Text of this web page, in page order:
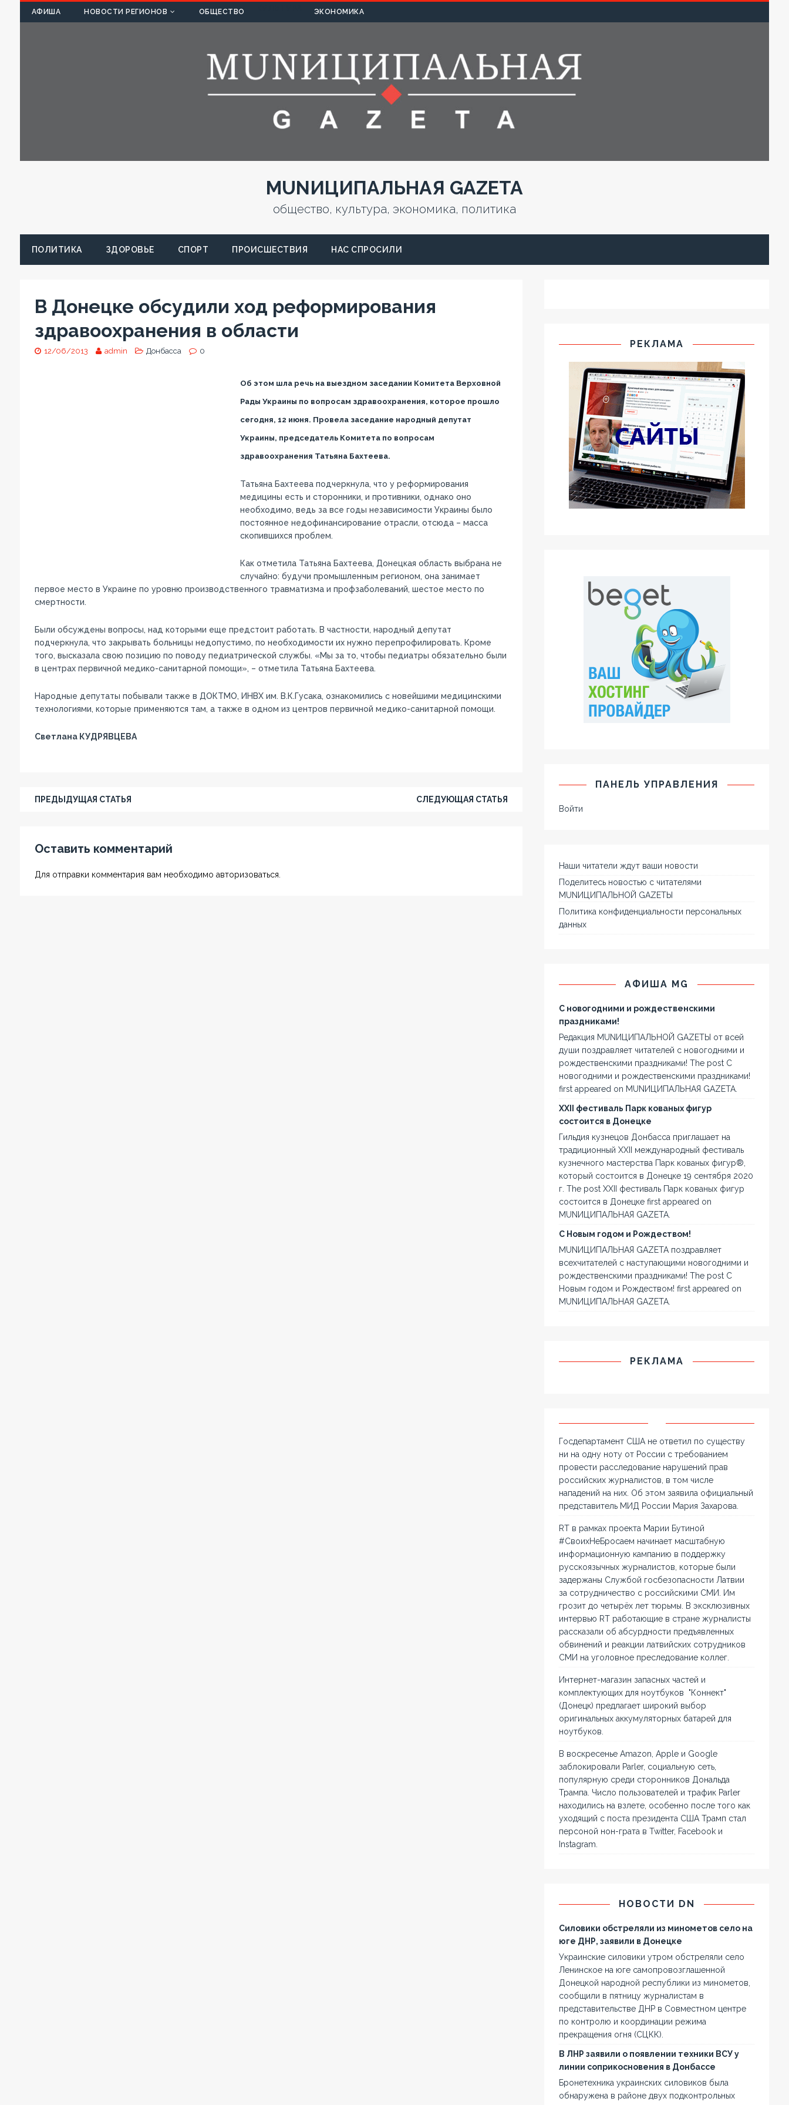
АФИША НОВОСТИ РЕГИОНОВ ОБЩЕСТВО ЭКОНОМИКА
MUNИЦИПАЛЬНАЯ GAZЕТА
общество, культура, экономика, политика
ПОЛИТИКА ЗДОРОВЬЕ СПОРТ ПРОИСШЕСТВИЯ НАС СПРОСИЛИ
В Донецке обсудили ход реформирования
здравоохранения в области
12/06/2013 admin Донбасса 0
Об этом шла речь на выездном заседании Комитета Верховной
Рады Украины по вопросам здравоохранения, которое прошло
сегодня, 12 июня. Провела заседание народный депутат
Украины, председатель Комитета по вопросам
здравоохранения Татьяна Бахтеева.
Татьяна Бахтеева подчеркнула, что у реформирования
медицины есть и сторонники, и противники, однако оно
необходимо, ведь за все годы независимости Украины было
постоянное недофинансирование отрасли, отсюда – масса
скопившихся проблем.
Как отметила Татьяна Бахтеева, Донецкая область выбрана не
случайно: будучи промышленным регионом, она занимает
первое место в Украине по уровню производственного травматизма и профзаболеваний, шестое место по
смертности.
Были обсуждены вопросы, над которыми еще предстоит работать. В частности, народный депутат
подчеркнула, что закрывать больницы недопустимо, по необходимости их нужно перепрофилировать. Кроме
того, высказала свою позицию по поводу педиатрической службы. «Мы за то, чтобы педиатры обязательно были
в центрах первичной медико-санитарной помощи», – отметила Татьяна Бахтеева.
Народные депутаты побывали также в ДОКТМО, ИНВХ им. В.К.Гусака, ознакомились с новейшими медицинскими
технологиями, которые применяются там, а также в одном из центров первичной медико-санитарной помощи.
Светлана КУДРЯВЦЕВА
ПРЕДЫДУЩАЯ СТАТЬЯ СЛЕДУЮЩАЯ СТАТЬЯ
Оставить комментарий
Для отправки комментария вам необходимо авторизоваться.
РЕКЛАМА
ПАНЕЛЬ УПРАВЛЕНИЯ
Войти
Наши читатели ждут ваши новости
Поделитесь новостью с читателями
MUNИЦИПАЛЬНОЙ GAZЕТЫ
Политика конфиденциальности персональных
данных
АФИША MG
С новогодними и рождественскими
праздниками!
Редакция MUNИЦИПАЛЬНОЙ GAZЕТЫ от всей
души поздравляет читателей с новогодними и
рождественскими праздниками! The post С
новогодними и рождественскими праздниками!
first appeared on MUNИЦИПАЛЬНАЯ GAZЕТА.
XXII фестиваль Парк кованых фигур
состоится в Донецке
Гильдия кузнецов Донбасса приглашает на
традиционный XXII международный фестиваль
кузнечного мастерства Парк кованых фигур®,
который состоится в Донецке 19 сентября 2020
г. The post XXII фестиваль Парк кованых фигур
состоится в Донецке first appeared on
MUNИЦИПАЛЬНАЯ GAZЕТА.
С Новым годом и Рождеством!
MUNИЦИПАЛЬНАЯ GAZЕТА поздравляет
всехчитателей с наступающими новогодними и
рождественскими праздниками! The post С
Новым годом и Рождеством! first appeared on
MUNИЦИПАЛЬНАЯ GAZЕТА.
РЕКЛАМА
Госдепартамент США не ответил по существу
ни на одну ноту от России с требованием
провести расследование нарушений прав
российских журналистов, в том числе
нападений на них. Об этом заявила официальный
представитель МИД России Мария Захарова.
RT в рамках проекта Марии Бутиной
#СвоихНеБросаем начинает масштабную
информационную кампанию в поддержку
русскоязычных журналистов, которые были
задержаны Службой госбезопасности Латвии
за сотрудничество с российскими СМИ. Им
грозит до четырёх лет тюрьмы. В эксклюзивных
интервью RT работающие в стране журналисты
рассказали об абсурдности предъявленных
обвинений и реакции латвийских сотрудников
СМИ на уголовное преследование коллег.
Интернет-магазин запасных частей и
комплектующих для ноутбуков "Коннект"
(Донецк) предлагает широкий выбор
оригинальных аккумуляторных батарей для
ноутбуков.
В воскресенье Amazon, Apple и Google
заблокировали Parler, социальную сеть,
популярную среди сторонников Дональда
Трампа. Число пользователей и трафик Parler
находились на взлете, особенно после того как
уходящий с поста президента США Трамп стал
персоной нон-грата в Twitter, Facebook и
Instagram.
НОВОСТИ DN
Силовики обстреляли из минометов село на
юге ДНР, заявили в Донецке
Украинские силовики утром обстреляли село
Ленинское на юге самопровозглашенной
Донецкой народной республики из минометов,
сообщили в пятницу журналистам в
представительстве ДНР в Совместном центре
по контролю и координации режима
прекращения огня (СЦКК).
В ЛНР заявили о появлении техники ВСУ у
линии соприкосновения в Донбассе
Бронетехника украинских силовиков была
обнаружена в районе двух подконтрольных